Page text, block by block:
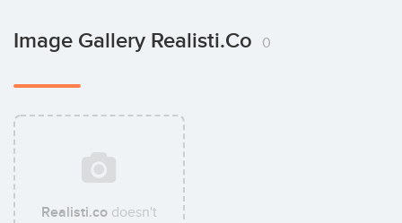
Image Gallery Realisti.co 0
Realisti.co doesn't